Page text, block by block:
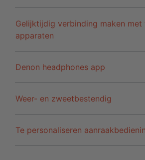
Gelijktijdig verbinding maken met
apparaten
Denon headphones app
Weer- en zweetbestendig
Te personaliseren